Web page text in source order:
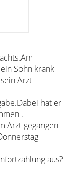
Sohn krank
Arzt
hat er
.
Arzt gegangen
aus?